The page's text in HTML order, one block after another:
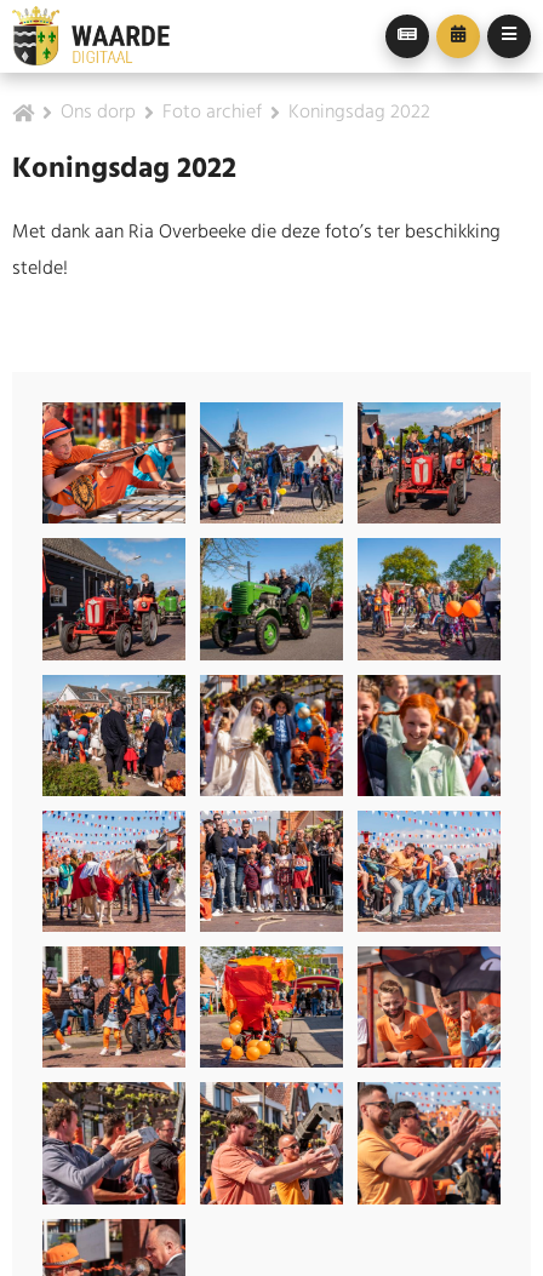
Ons dorp Foto archief Koningsdag 2022
Koningsdag 2022
Met dank aan Ria Overbeeke die deze foto’s ter beschikking
stelde!